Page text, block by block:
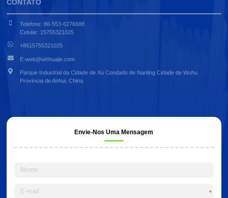
CONTATO
Telefone: 86-553-6276688
Celular: 15755321025
+8615755321025
E-web@whhuajie.com
Parque Industrial da Cidade de Xu Condado de Nanling Cidade de Wuhu
Província de Anhui, China.
Envie-Nos Uma Mensagem
*